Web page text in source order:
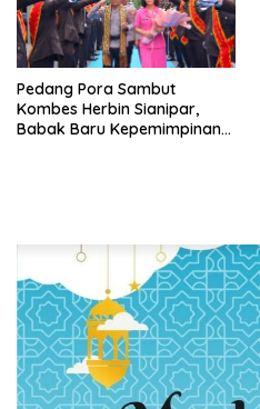
Pedang Pora Sambut
Kombes Herbin Sianipar,
Babak Baru Kepemimpinan